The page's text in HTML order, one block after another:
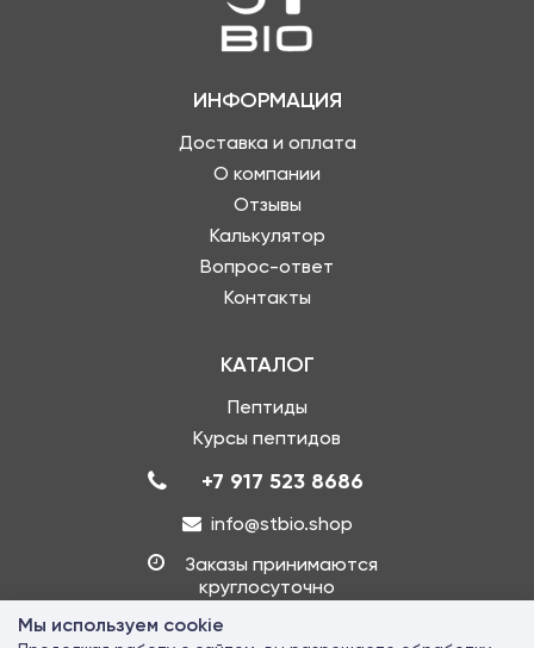
ИНФОРМАЦИЯ
Доставка и оплата
О компании
Отзывы
Калькулятор
Вопрос-ответ
Контакты
КАТАЛОГ
Пептиды
Курсы пептидов
+7 917 523 8686
info@stbio.shop
Заказы принимаются
круглосуточно
Мы используем cookie